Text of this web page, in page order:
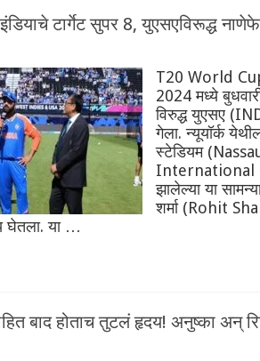
टार्गेट सुपर 8, युएसएविरूद्ध
T20 World
2024 मध्ये
विरुद्ध युएसए
गेला. न्यूयॉर्क
स्टेडियम
International
झालेल्या या
शर्मा (Rohit
घेतला. या …
बाद होताच तुटलं हृदय! अनुष्का अन्